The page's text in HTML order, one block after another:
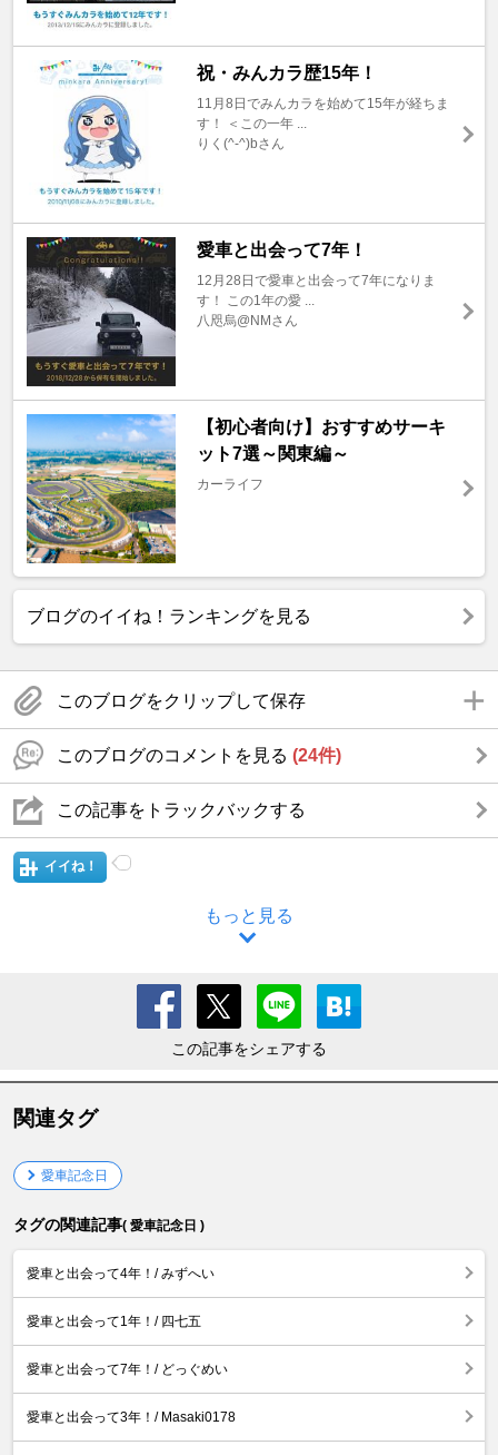
祝・みんカラ歴15年！
11月8日でみんカラを始めて15年が経ちま
す！ ＜この一年 ...
りく(^-^)bさん
愛車と出会って7年！
12月28日で愛車と出会って7年になりま
す！ この1年の愛 ...
八咫烏@NMさん
【初心者向け】おすすめサーキ
ット7選～関東編～
カーライフ
ブログのイイね！ランキングを見る
このブログをクリップして保存
このブログのコメントを見る (24件)
この記事をトラックバックする
イイね！
もっと見る
この記事をシェアする
関連タグ
愛車記念日
タグの関連記事( 愛車記念日 )
愛車と出会って4年！/ みずへい
愛車と出会って1年！/ 四七五
愛車と出会って7年！/ どっぐめい
愛車と出会って3年！/ Masaki0178